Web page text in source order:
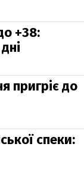
+38:
пригріє до
спеки: